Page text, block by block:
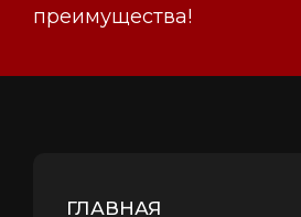
преимущества!
ГЛАВНАЯ